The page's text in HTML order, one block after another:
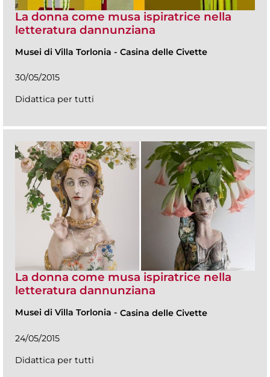
La donna come musa ispiratrice nella
letteratura dannunziana
Musei di Villa Torlonia - Casina delle Civette
30/05/2015
Didattica per tutti
La donna come musa ispiratrice nella
letteratura dannunziana
Musei di Villa Torlonia - Casina delle Civette
24/05/2015
Didattica per tutti